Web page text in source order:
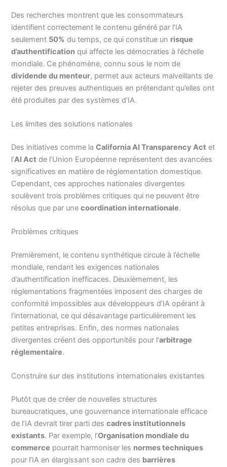
Des recherches montrent que les consommateurs
identifient correctement le contenu généré par l’IA
seulement 50% du temps, ce qui constitue un risque
d’authentification qui affecte les démocraties à l’échelle
mondiale. Ce phénomène, connu sous le nom de
dividende du menteur, permet aux acteurs malveillants de
rejeter des preuves authentiques en prétendant qu’elles ont
été produites par des systèmes d’IA.
Les limites des solutions nationales
Des initiatives comme laCalifornia AI Transparency Act et
l’AI Act de l’Union Européenne représentent des avancées
significatives en matière de réglementation domestique.
Cependant, ces approches nationales divergentes
soulèvent trois problèmes critiques qui ne peuvent être
résolus que par unecoordination internationale.
Problèmes critiques
Premièrement, le contenu synthétique circule à l’échelle
mondiale, rendant les exigences nationales
d’authentification inefficaces. Deuxièmement, les
réglementations fragmentées imposent des charges de
conformité impossibles aux développeurs d’IA opérant à
l’international, ce qui désavantage particulièrement les
petites entreprises. Enfin, des normes nationales
divergentes créent des opportunités pour l’arbitrage
réglementaire.
Construire sur des institutions internationales existantes
Plutôt que de créer de nouvelles structures
bureaucratiques, une gouvernance internationale efficace
de l’IA devrait tirer parti descadres institutionnels
existants. Par exemple, l’Organisation mondiale du
commerce pourrait harmoniser les normes techniques
pour l’IA en élargissant son cadre des barrières